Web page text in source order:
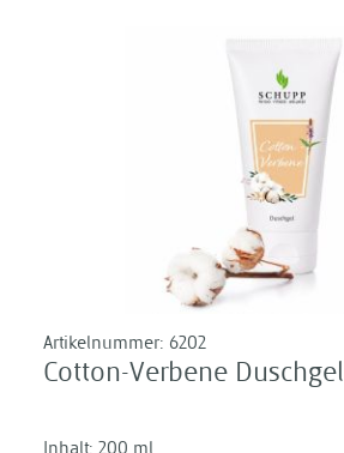
Artikelnummer: 6202
Cotton-Verbene Duschgel